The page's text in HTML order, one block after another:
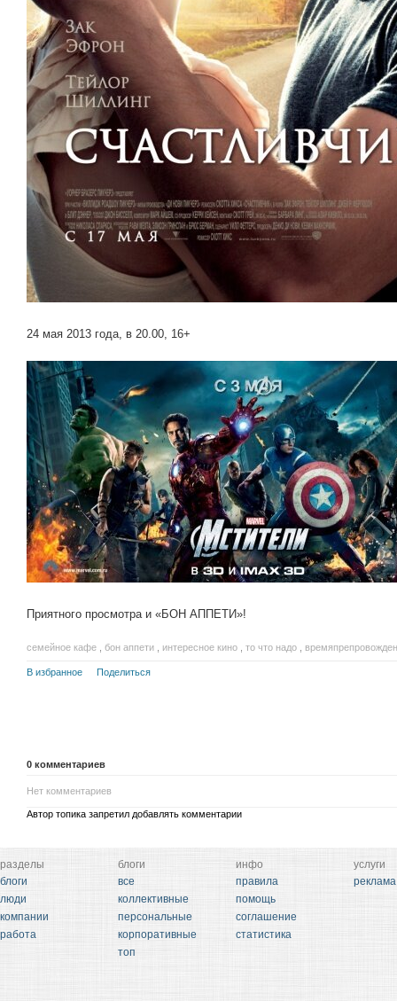
24 мая 2013 года, в 20.00, 16+
Приятного просмотра и «БОН АППЕТИ»!
семейное кафе бон аппети интересное кино то что надо
В избранное Поделиться
0 комментариев
Нет комментариев
Автор топика запретил добавлять комментарии
разделы
блоги
люди
компании
работа
блоги
все
коллективные
персональные
корпоративные
топ
инфо
правила
помощь
соглашение
статистика
услуги
реклама